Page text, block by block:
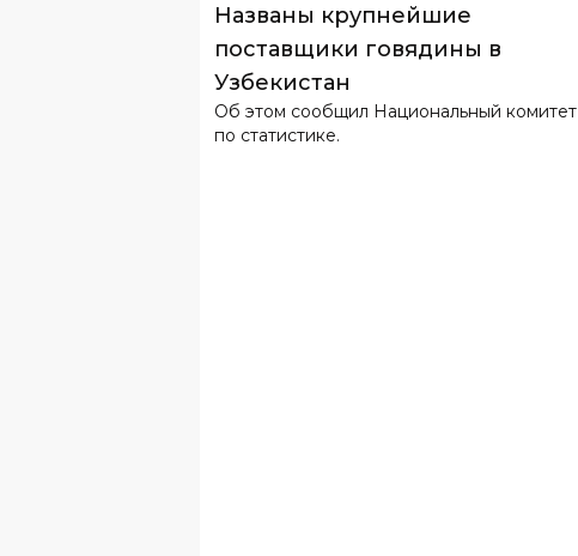
Названы крупнейшие
поставщики говядины в
Узбекистан
Об этом сообщил Национальный комитет
по статистике.